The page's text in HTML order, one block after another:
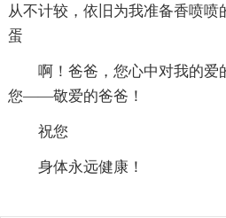
从不计较，依旧为我准备香喷
蛋
啊！爸爸，您心中对我的爱
您——敬爱的爸爸！
祝您
身体永远健康！